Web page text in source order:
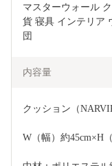
マスターウォール
貨 寝具 インテリア
団
内容量
クッション（
W（幅）約45cm×H